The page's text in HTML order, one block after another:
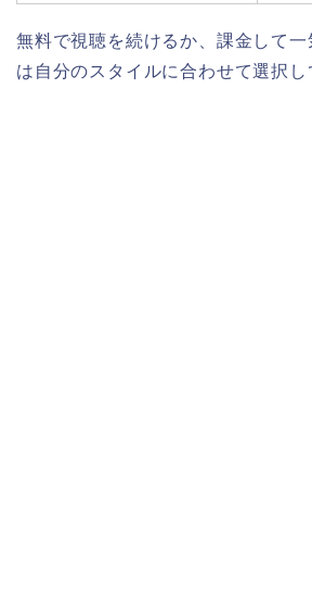
無料で視聴を続けるか、課金して
は自分のスタイルに合わせて選択し